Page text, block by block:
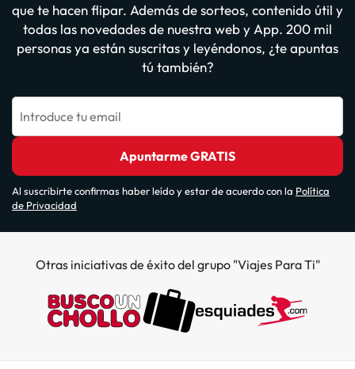
que te hacen flipar. Además de sorteos, contenido útil y
todas las novedades de nuestra web y App. 200 mil
personas ya están suscritas y leyéndonos, ¿te apuntas
tú también?
Introduce tu email
Apuntarme GRATIS
Al suscribirte confirmas haber leído y estar de acuerdo con la Política
de Privacidad
Otras iniciativas de éxito del grupo "Viajes Para Ti"